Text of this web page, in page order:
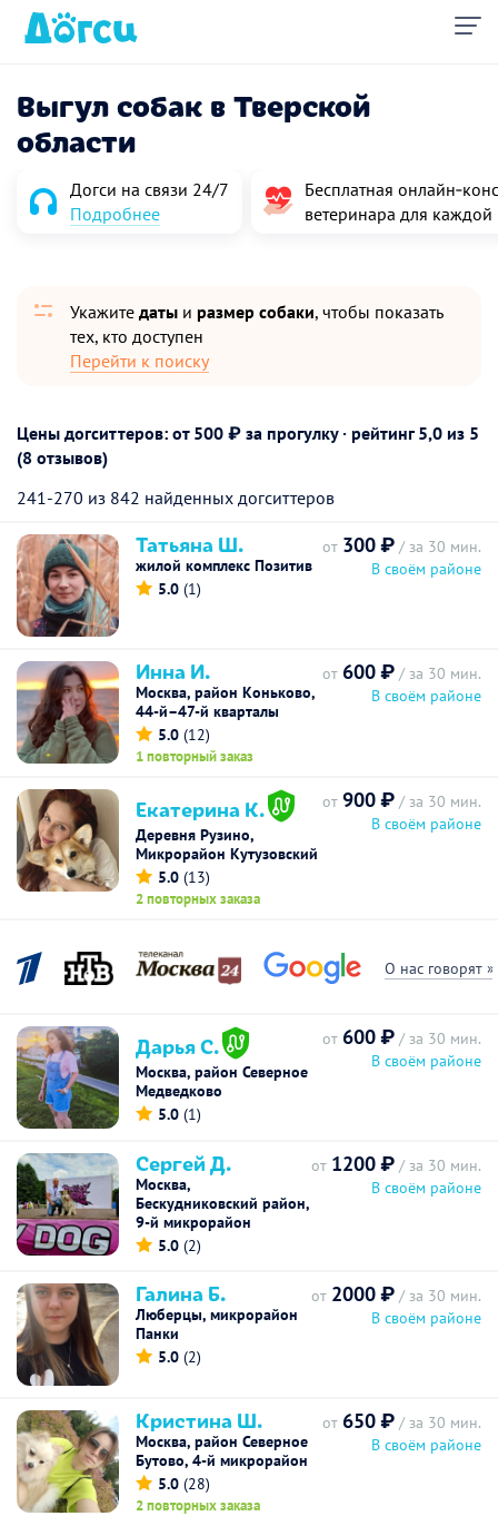
Выгул собак в Тверской
области
Догси на связи 24/7
Подробнее
Бесплатная
ветеринара для
Укажите даты и размер собаки, чтобы показать
тех, кто доступен
Перейти к поиску
Цены догситтеров: от 500 ₽ за прогулку · рейтинг 5,0 из 5
(8 отзывов)
241-270 из 842 найденных догситтеров
Татьяна Ш.
жилой комплекс Позитив
5.0 (1)
от 300 ₽ / за 30 мин.
В своём районе
Инна И.
Москва, район Коньково,
44-й–47-й кварталы
5.0 (12)
1 повторный заказ
от 600 ₽ / за 30 мин.
В своём районе
Екатерина К.
Деревня Рузино,
Микрорайон Кутузовский
5.0 (13)
2 повторных заказа
от 900 ₽ / за 30 мин.
В своём районе
О нас говорят »
Дарья С.
Москва, район Северное
Медведково
5.0 (1)
от 600 ₽ / за 30 мин.
В своём районе
Сергей Д.
Москва,
Бескудниковский район,
9-й микрорайон
5.0 (2)
от 1200 ₽ / за 30 мин.
В своём районе
Галина Б.
Люберцы, микрорайон
Панки
5.0 (2)
от 2000 ₽ / за 30 мин.
В своём районе
Кристина Ш.
Москва, район Северное
Бутово, 4-й микрорайон
5.0 (28)
2 повторных заказа
от 650 ₽ / за 30 мин.
В своём районе